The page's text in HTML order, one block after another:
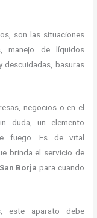
son las situaciones
manejo de líquidos
descuidadas, basuras
negocios o en el
duda, un elemento
fuego. Es de vital
brinda el servicio de
Borjapara cuando
este aparato debe